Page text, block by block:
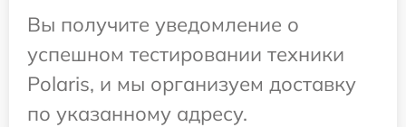
Вы получите уведомление о
успешном тестировании техники
Polaris, и мы организуем доставку
по указанному адресу.